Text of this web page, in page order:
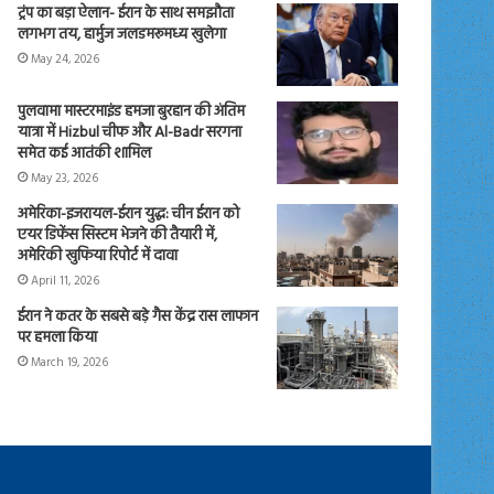
ट्रंप का बड़ा ऐलान- ईरान के साथ समझौता
लगभग तय, हार्मुज जलडमरूमध्य खुलेगा
May 24, 2026
पुलवामा मास्टरमाइंड हमजा बुरहान की अंतिम
यात्रा में Hizbul चीफ और Al-Badr सरगना
समेत कई आतंकी शामिल
May 23, 2026
अमेरिका-इजरायल-ईरान युद्ध: चीन ईरान को
एयर डिफेंस सिस्टम भेजने की तैयारी में,
अमेरिकी खुफिया रिपोर्ट में दावा
April 11, 2026
ईरान ने कतर के सबसे बड़े गैस केंद्र रास लाफान
पर हमला किया
March 19, 2026